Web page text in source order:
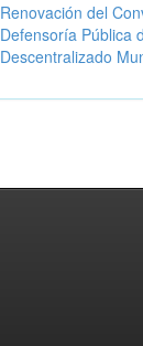
Renovación del
Defensoría Pública
Descentralizado